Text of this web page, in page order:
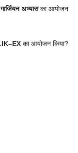
गार्जियन अभ्यासका आयोजन
का आयोजन किया?